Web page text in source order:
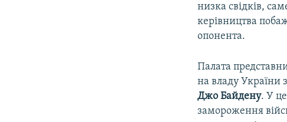
низка свідків,
керівництва
опонента.
Палата
на владу України
Джо Байдену. У
замороження